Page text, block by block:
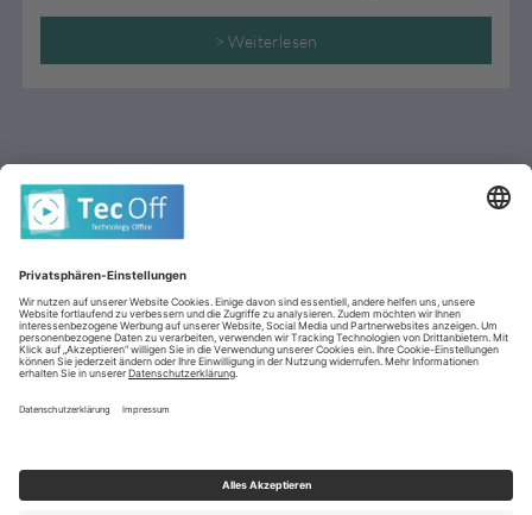
„Mehr“. Überzeugen Sie sich selbst mit unseren 5
Gründen, warum Kreuzfahrten so beliebt sind und
warum Sie an Bord mehr von Ihrem Urlaub haben!
> Weiterlesen
AGB (stationär)
Datenschutz
Impressum